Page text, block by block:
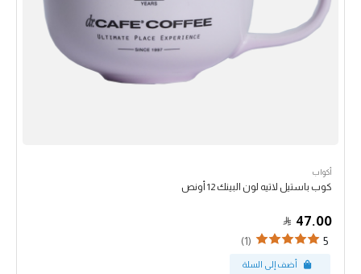
أكواب
كوب باستيل لاتيه لون البينك 12 أونص
47.00
5
(1)